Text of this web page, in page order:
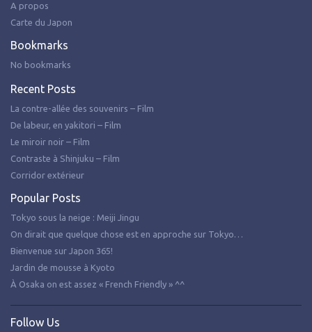
A propos
Carte du Japon
Bookmarks
No bookmarks
Recent Posts
La contre-allée des souvenirs – Film
De labeur, en yakitori – Film
Le miroir noir – Film
Contraste à Shinjuku – Film
Corridor extérieur
Popular Posts
Tokyo sous la neige : Meiji Jingu
On dirait que quelque chose est en approche sur Tokyo…
Bienvenue sur Japon 365!
Jardin de mousse à Kyoto
À Osaka on est assez « French Friendly » ^^
Follow Us